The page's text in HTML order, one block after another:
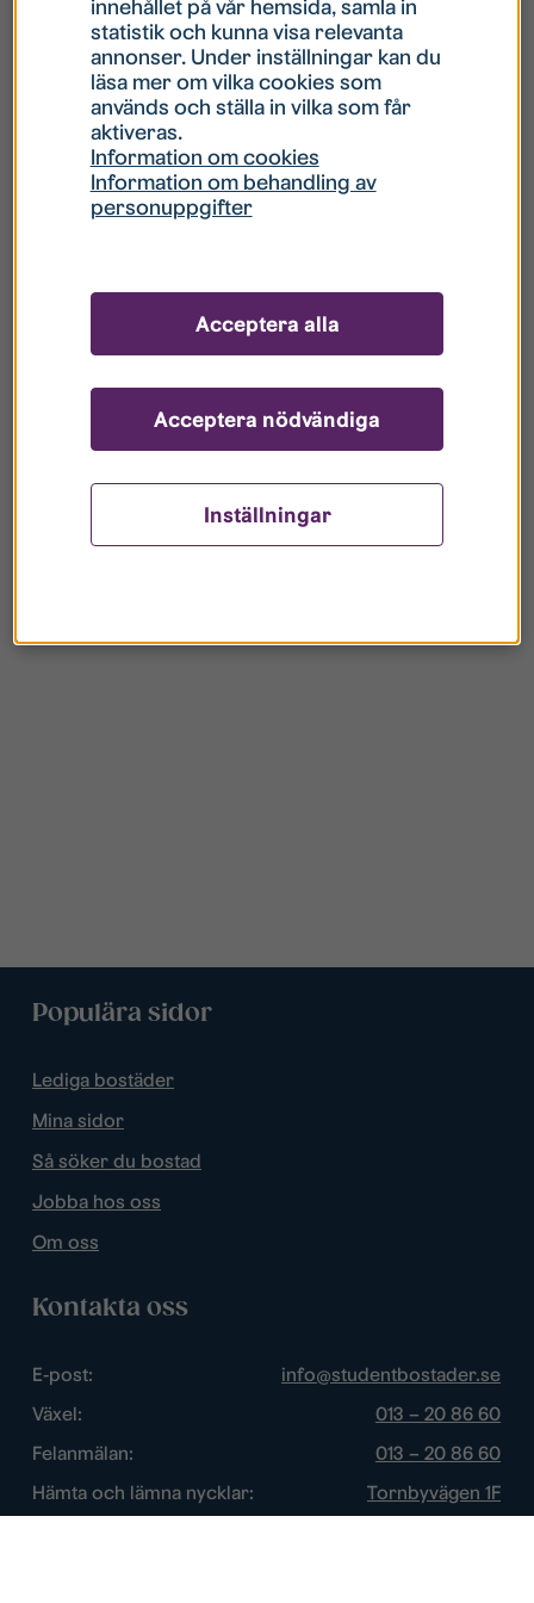
Hur gör jag om mitt konto är låst?
Hur gör jag när jag glömt mitt lösenord?
Vad innebär Gästkonto/Gästanvändare?
Populära sidor
Lediga bostäder
Mina sidor
Så söker du bostad
Jobba hos oss
Om oss
Kontakta oss
E-post:
info@studentbostader.se
Växel:
013 – 20 86 60
Felanmälan:
013 – 20 86 60
Hämta och lämna nycklar:
Tornbyvägen 1F
innehållet på vår hemsida, samla in
statistik och kunna visa relevanta
annonser. Under inställningar kan du
läsa mer om vilka cookies som
används och ställa in vilka som får
aktiveras.
Information om cookies
Information om behandling av
personuppgifter
Inställningar
Acceptera nödvändiga
Acceptera alla